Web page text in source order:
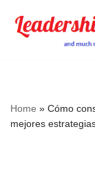
Skip
Home » Cómo
mejores